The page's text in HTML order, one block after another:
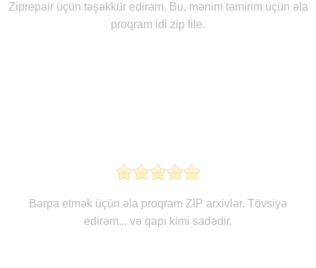
Ziprepair üçün təşəkkür edirəm. Bu, mənim təmirim üçün əla
proqram idi zip file.
Bərpa etmək üçün əla proqram ZIP arxivlər. Tövsiyə
edirəm... və qapı kimi sadədir.